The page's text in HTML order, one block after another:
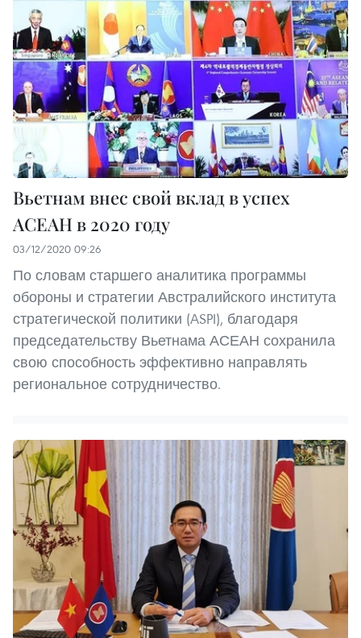
Вьетнам внес свой вклад в успех
АСЕАН в 2020 году
03/12/2020 09:26
По словам старшего аналитика программы
обороны и стратегии Австралийского института
стратегической политики (ASPI), благодаря
председательству Вьетнама АСЕАН сохранила
свою способность эффективно направлять
региональное сотрудничество.